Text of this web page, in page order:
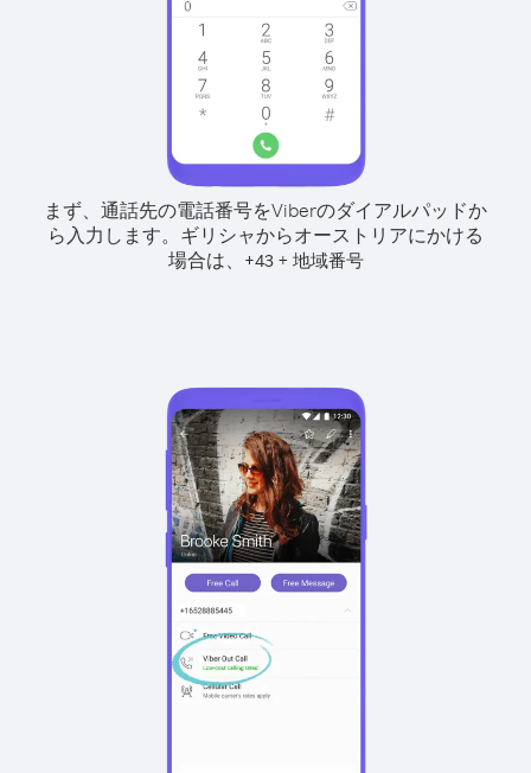
まず、通話先の電話番号をViberのダイアルパッドか
ら入力します。 ギリシャからオーストリアにかける
場合は、
+43+ 地域番号